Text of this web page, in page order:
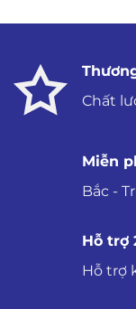
Chất
Miễn
Bắc -
Hỗ trợ
Hỗ trợ